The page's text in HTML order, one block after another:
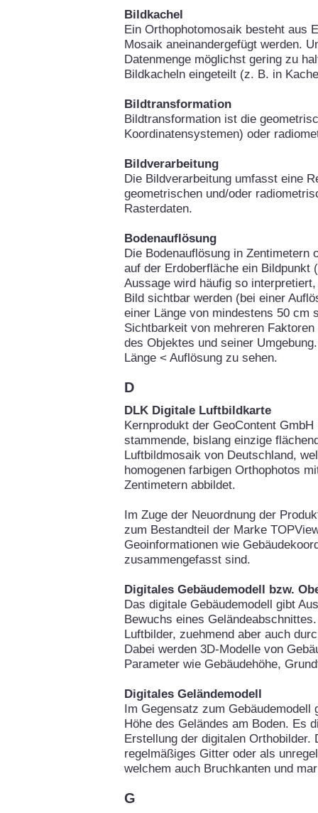
Bildkachel
Ein Orthophotomosaik besteht aus
Mosaik aneinandergefügt werden.
Datenmenge möglichst gering zu
Bildkacheln eingeteilt (z. B. in
Bildtransformation
Bildtransformation ist die
Koordinatensystemen) oder
Bildverarbeitung
Die Bildverarbeitung umfasst eine
geometrischen und/oder
Rasterdaten.
Bodenauflösung
Die Bodenauflösung in Zentimetern
auf der Erdoberfläche ein Bildpunkt
Aussage wird häufig so
Bild sichtbar werden (bei einer
einer Länge von mindestens 50 cm
Sichtbarkeit von mehreren
des Objektes und seiner
Länge < Auflösung zu sehen.
D
DLK Digitale Luftbildkarte
Kernprodukt der GeoContent
stammende, bislang einzige
Luftbildmosaik von Deutschland,
homogenen farbigen Orthophotos
Zentimetern abbildet.
Im Zuge der Neuordnung der
zum Bestandteil der Marke
Geoinformationen wie
zusammengefasst sind.
Digitales Gebäudemodell bzw.
Das digitale Gebäudemodell gibt
Bewuchs eines
Luftbilder, zuehmend aber auch
Dabei werden 3D-Modelle von
Parameter wie Gebäudehöhe,
Digitales Geländemodell
Im Gegensatz zum
Höhe des Geländes am Boden. Es
Erstellung der digitalen
regelmäßiges Gitter oder als
welchem auch Bruchkanten und
G